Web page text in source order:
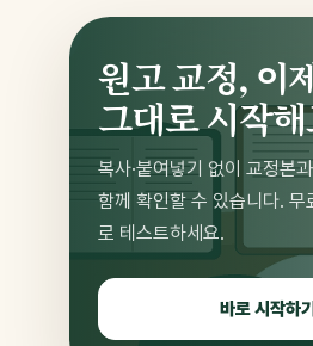
원고 교정, 이
그대로 시작
복사·붙여넣기 없이 교정본
함께 확인할 수 있습니다. 무
로 테스트하세요.
바로 시작하기